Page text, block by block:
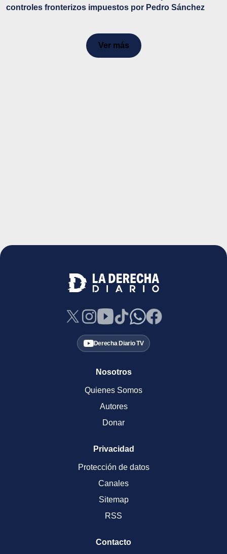
controles fronterizos impuestos por Pedro Sánchez
Ver más
Derecha Diario TV
Nosotros
Quienes Somos
Autores
Donar
Privacidad
Protección de datos
Canales
Sitemap
RSS
Contacto